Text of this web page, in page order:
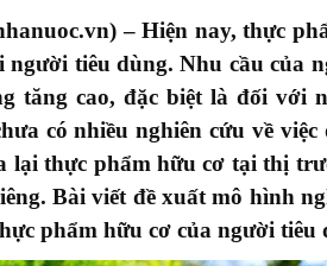
– Hiện nay, thực
người tiêu dùng. Nhu cầu của
tăng cao, đặc biệt là đối với
có nhiều nghiên cứu về
lại thực phẩm hữu cơ tại thị
Bài viết đề xuất mô hình
phẩm hữu cơ của người